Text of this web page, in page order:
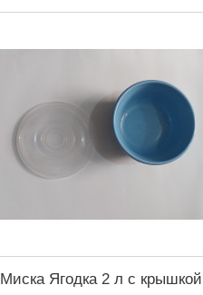
Миска Ягодка 2 л с крышкой